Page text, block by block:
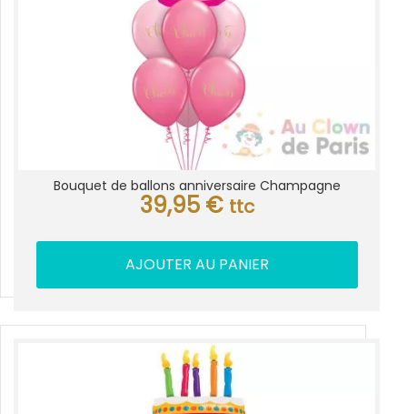
Bouquet de ballons anniversaire Champagne
39,95 € ttc
AJOUTER AU PANIER